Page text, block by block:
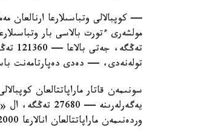
— كوپبالالى وتباسىلارعا ارنالعان
تولەنەدى، — دەدى دەپارتامەنت
سونىمەن قاتار ماراپاتتالعان
وردەنىمەن ماراپاتتالعان انالارعا 32000 تەڭگە كولەمىندە جاردەماقى تولەنەدى.